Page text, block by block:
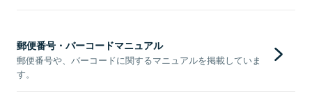
郵便番号・バーコードマニュアル
郵便番号や、バーコードに関するマニュアルを掲載していま
す。